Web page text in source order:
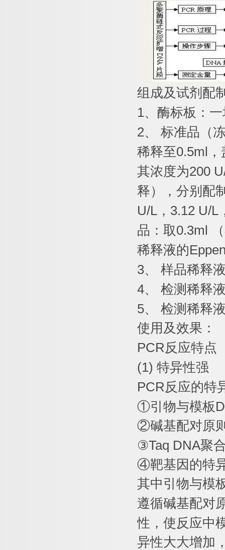
组成及试剂配
1、酶标板：
2、
标准品（
稀释至0.5ml
其浓度为200
释），分别配
U/L ， 3.12 U/L
品：取0.3ml
稀释液的
3、 样品稀释
4、 检测稀释
5、
检测稀释
使用及效果：
PCR反应特点
(1) 特异性强
PCR反应的特
①引物与模板
②碱基配对原
③Taq DNA聚
④靶基因的特
其中引物与模
遵循碱基配对
性，使反应中
异性大大增加